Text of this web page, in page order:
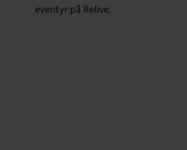
eventyr på Relive.